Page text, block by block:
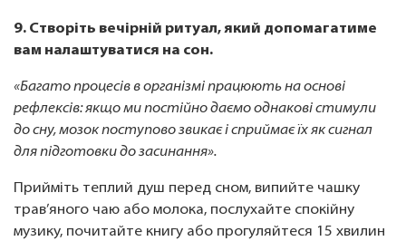
9. Створіть вечірній ритуал, який допомагатиме
вам налаштуватися на сон.
«Багато процесів в організмі працюють на основі
рефлексів: якщо ми постійно даємо однакові стимули
до сну, мозок поступово звикає і сприймає їх як сигнал
для підготовки до засинання».
Прийміть теплий душ перед сном, випийте чашку
трав’яного чаю або молока, послухайте спокійну
музику, почитайте книгу або прогуляйтеся 15 хвилин